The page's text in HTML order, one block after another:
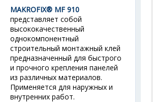
MAKROFIX® MF 910
представляет собой
высококачественный
однокомпонентный
строительный монтажный клей
предназначенный для быстрого
и прочного крепления панелей
из различных материалов.
Применяется для наружных и
внутренних работ.